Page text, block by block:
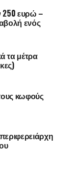
250 ευρώ –
ενός
τα μέτρα
κωφούς